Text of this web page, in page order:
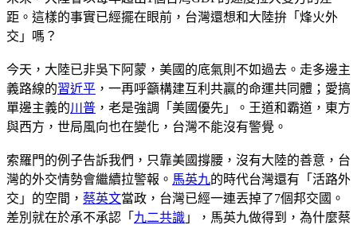
距。這樣的事實已經擺在眼前，台灣還想和大陸拚「烽火外
交」嗎？
今天，大陸已非吳下阿蒙，美國的底氣則不如過去。走多邊主
義路線的習近平 ，一再呼籲構建互利共贏的命運共同體；愛搞
單邊主義的川普 ，老是強調「美國優先」。王道和霸道，東方
與西方，世局風向也在變化，台灣不能沒有警覺。
索羅門的例子告訴我們，只靠美國撐腰，沒有大陸的善意，台
灣的外交情勢會繼續拉警報。 馬英九的時代台灣還有「活路外
交」的空間， 蔡英文當政，台灣已經一連丟掉了7個邦交國。
差別就在於承不承認「 九二共識 」，馬英九做得到，為什麼蔡